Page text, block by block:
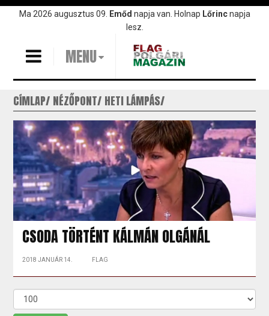
UgrásMa 2026 augusztus 09. Emőd napja van. Holnap Lőrincnapja
lesz.
MENU
CÍMLAP NÉZŐPONT HETI LÁMPÁS
CSODA TÖRTÉNT KÁLMÁN OLGÁNÁL
2018 JANUÁR 14. FLAG